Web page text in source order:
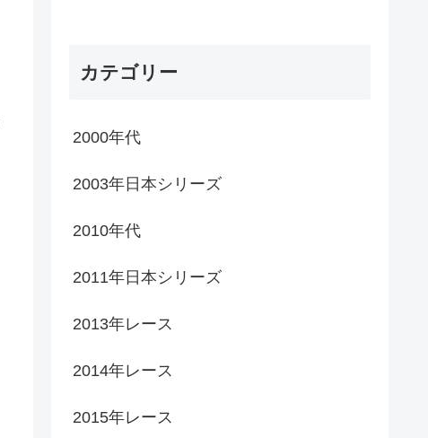
カテゴリー
2000年代
2003年日本シリーズ
2010年代
2011年日本シリーズ
2013年レース
2014年レース
2015年レース